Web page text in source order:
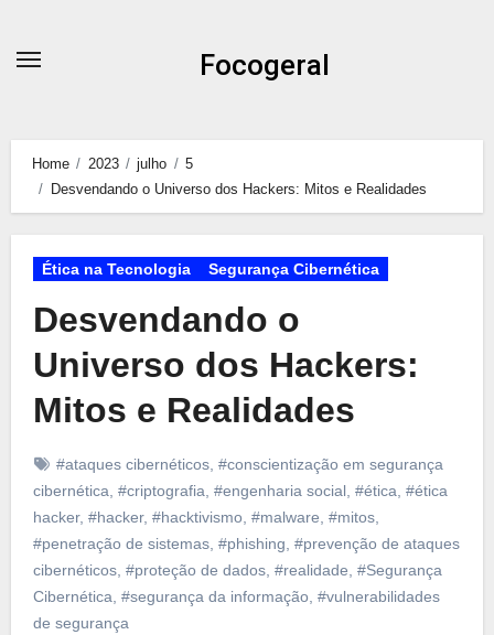
Focogeral
Home 2023 julho
5
Desvendando o Universo dos Hackers: Mitos e Realidades
Ética na Tecnologia Segurança Cibernética
Desvendando o
Universo dos Hackers:
Mitos e Realidades
#ataques cibernéticos, #conscientização em segurança
cibernética #criptografia #engenharia social, #ética #ética
hacker, #hacker, #hacktivismo, #malware #mitos,
#penetração de sistemas, #phishing #prevenção de ataques
cibernéticos, #proteção de dados, #realidade #Segurança
Cibernética #segurança da informação, #vulnerabilidades
de segurança